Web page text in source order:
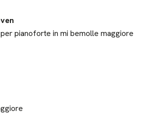
pianoforte in mi bemolle maggiore